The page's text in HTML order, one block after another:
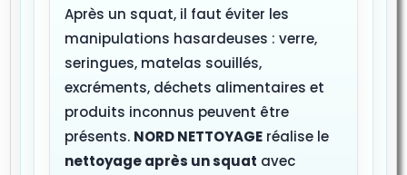
Après un squat, il faut éviter les
manipulations hasardeuses : verre,
seringues, matelas souillés,
excréments, déchets alimentaires et
produits inconnus peuvent être
présents. NORD NETTOYAGE réalise le
nettoyage après un squat avec